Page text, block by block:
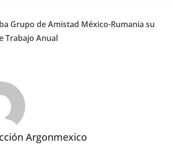
Grupo de Amistad México-Rumania su
Trabajo Anual
Argonmexico